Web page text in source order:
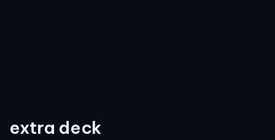
extra deck